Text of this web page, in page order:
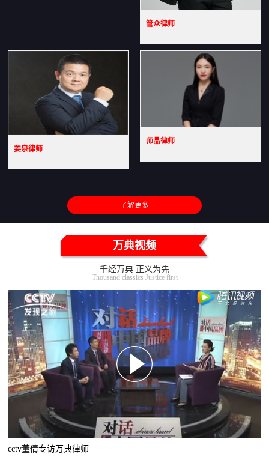
管众律师
姜泉律师
师晶律师
了解更多
万典视频
千经万典 正义为先
Thousand classics Justice first
cctv董倩专访万典律师